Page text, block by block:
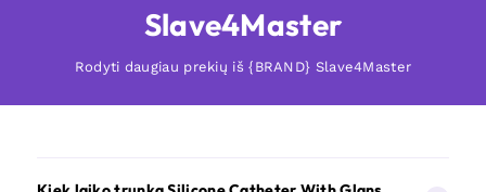
Slave4Master
Rodyti daugiau prekių iš {BRAND} Slave4Master